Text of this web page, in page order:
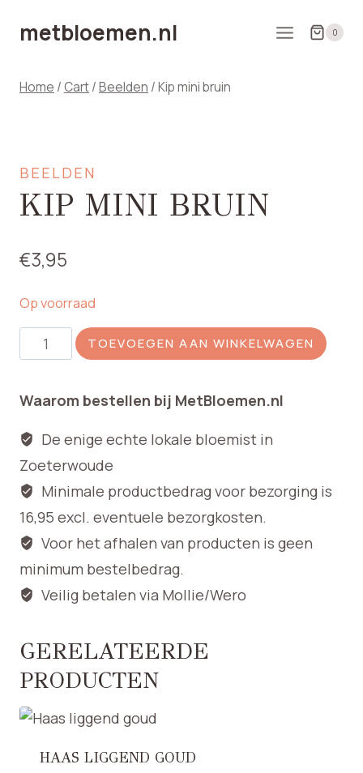
naarmetbloemen.nl 0
Home / Cart/Beelden /Kip mini bruin
BEELDEN
KIP MINI BRUIN
€3,95
Op voorraad
mini
aantal
TOEVOEGEN AAN WINKELWAGEN
Waarom bestellen bij MetBloemen.nl
De enige echte lokale bloemist in
Zoeterwoude
Minimale productbedrag voor bezorging is
16,95 excl. eventuele bezorgkosten.
Voor het afhalen van producten is geen
minimum bestelbedrag.
Veilig betalen via Mollie/Wero
GERELATEERDE
PRODUCTEN
HAAS LIGGEND GOUD